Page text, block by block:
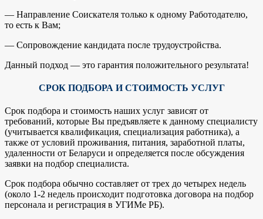
— Направление Соискателя только к одному Работодателю,
то есть к Вам;
— Сопровождение кандидата после трудоустройства.
Данный подход — это гарантия положительного результата!
СРОК ПОДБОРА И СТОИМОСТЬ УСЛУГ
Срок подбора и стоимость наших услуг зависят от
требований, которые Вы предъявляете к данному специалисту
(учитывается квалификация, специализация работника), а
также от условий проживания, питания, заработной платы,
удаленности от Беларуси и определяется после обсуждения
заявки на подбор специалиста.
Срок подбора обычно составляет от трех до четырех недель
(около 1-2 недель происходит подготовка договора на подбор
персонала и регистрация в УГИМе РБ).